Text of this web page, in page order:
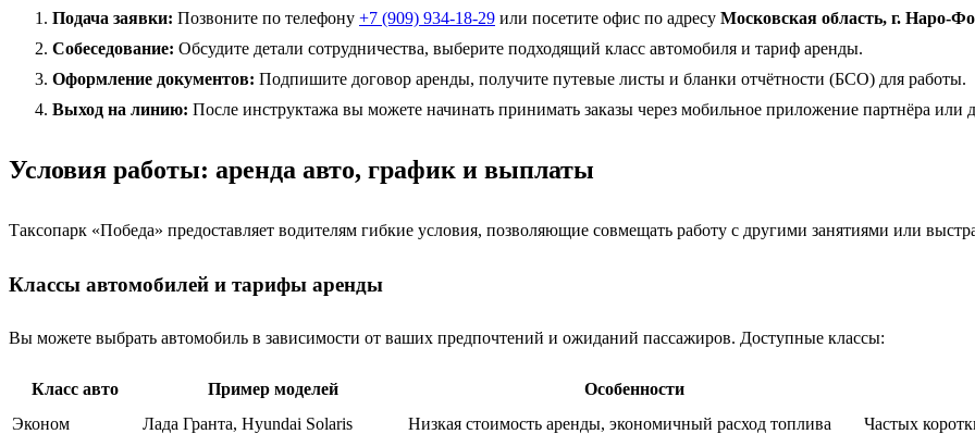
Подача заявки: Позвоните по телефону +7 (909) 934-18-29 или посетите офис по адресу Московская область, г. Наро-
Собеседование: Обсудите детали сотрудничества, выберите подходящий класс автомобиля и тариф аренды.
Оформление документов: Подпишите договор аренды, получите путевые листы и бланки отчётности (БСО) для работы.
Выход на линию: После инструктажа вы можете начинать принимать заказы через мобильное приложение партнёра или
Условия работы: аренда авто, график и выплаты
Таксопарк «Победа» предоставляет водителям гибкие условия, позволяющие совмещать работу с другими занятиями или
Классы автомобилей и тарифы аренды
Вы можете выбрать автомобиль в зависимости от ваших предпочтений и ожиданий пассажиров. Доступные классы:
Класс авто Пример моделей Особенности
Эконом
Лада Гранта, Hyundai Solaris Низкая стоимость аренды, экономичный расход топлива
Частых